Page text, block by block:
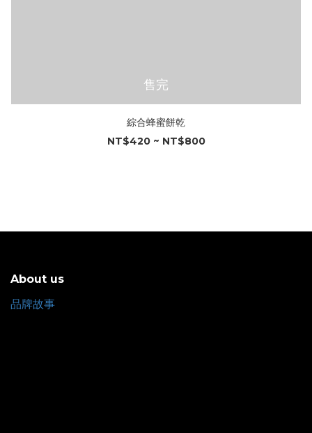
售完
綜合蜂蜜餅乾
NT$420 ~ NT$800
About us
品牌故事